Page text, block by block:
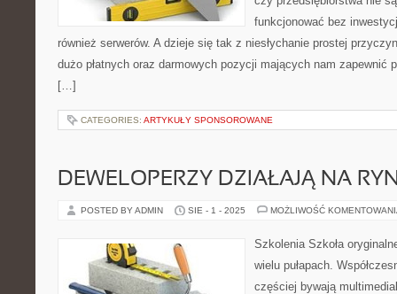
funkcjonować bez
również serwerów. A dzieje się tak z niesłychanie prostej
dużo płatnych oraz darmowych pozycji mających nam zapewnić
[…]
CATEGORIES: ARTYKUŁY SPONSOROWANE
DEWELOPERZY DZIAŁAJĄ NA
POSTED BY ADMIN SIE - 1 - 2025 MOŻLIWOŚĆ
Szkolenia Szkoła
wielu pułapach.
częściej bywają